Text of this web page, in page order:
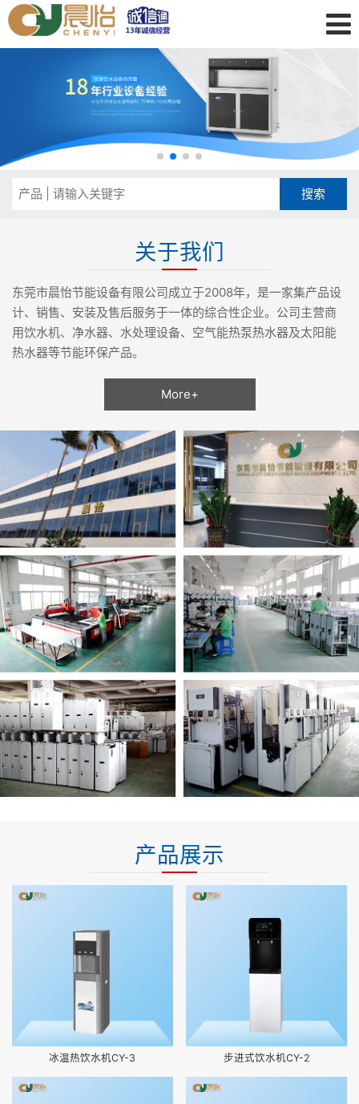
关于我们
东莞市晨怡节能设备有限公司成立于2008年，是一家集产品设
计、销售、安装及售后服务于一体的综合性企业。公司主营商
用饮水机、净水器、水处理设备、空气能热泵热水器及太阳能
热水器等节能环保产品。
More+
产品展示
冰温热饮水机CY-3 步进式饮水机CY-2